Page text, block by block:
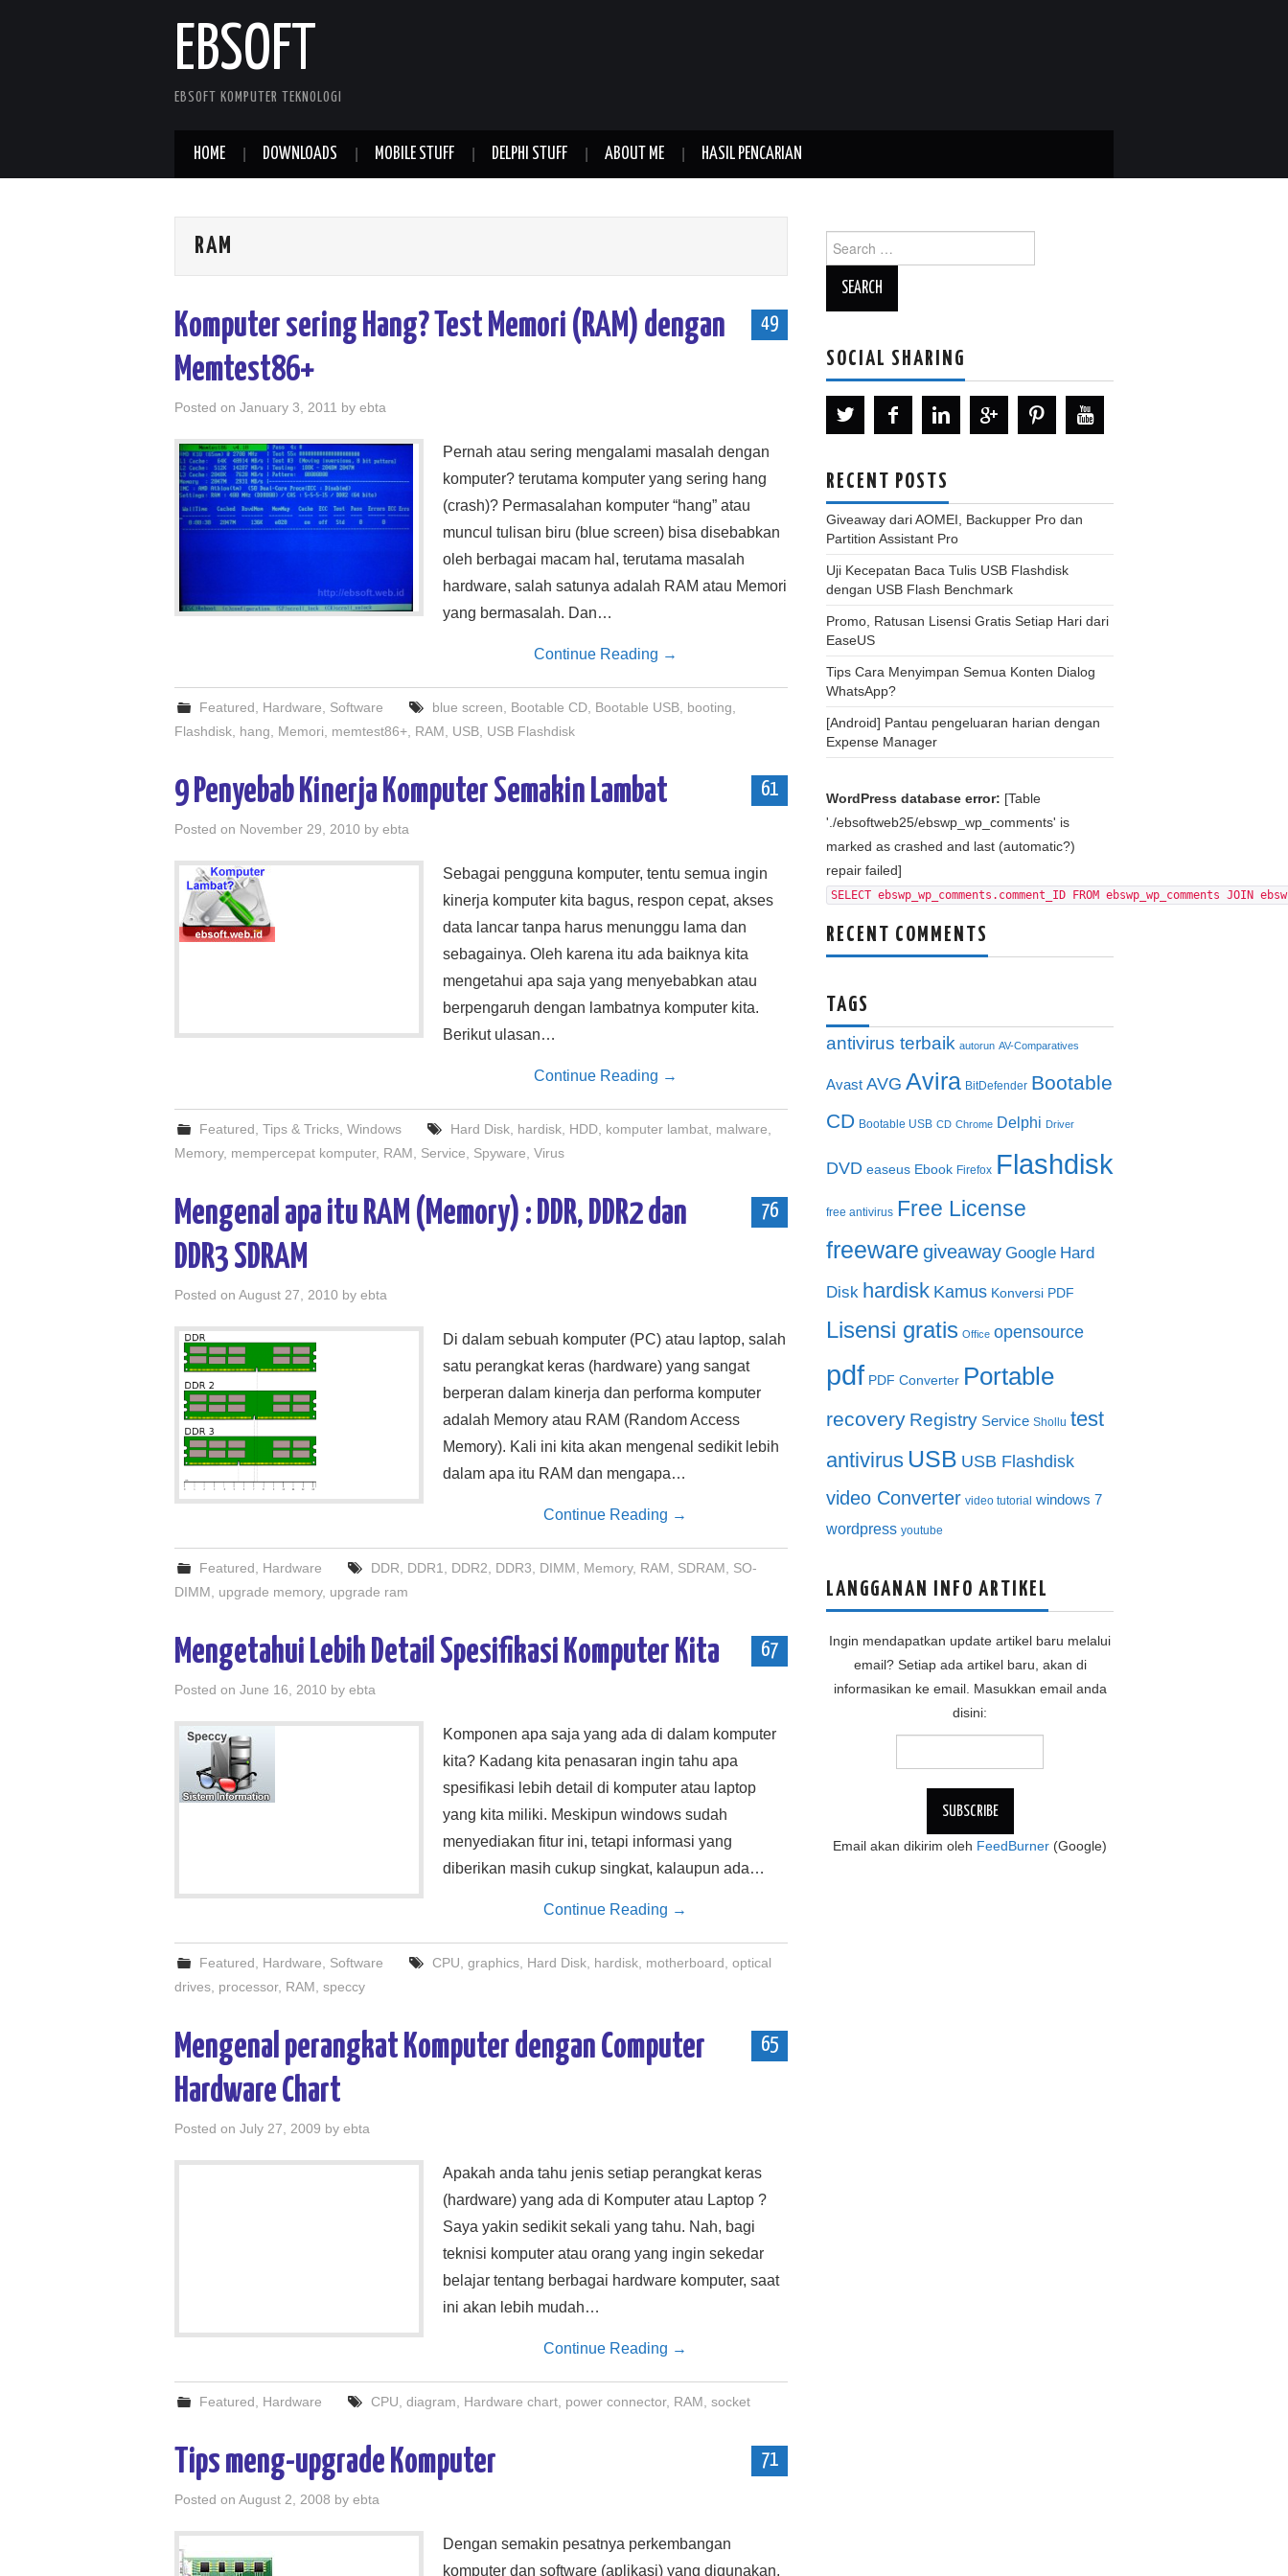
EBSOFT
EBSOFT KOMPUTER TEKNOLOGI
HOME DOWNLOADS MOBILE STUFF DELPHI STUFF ABOUT ME HASIL PENCARIAN
RAM
49
Komputer sering Hang? Test Memori (RAM) dengan
Memtest86+
Posted on January 3, 2011 by ebta
Pernah atau sering mengalami masalah dengan
komputer? terutama komputer yang sering hang
(crash)? Permasalahan komputer “hang” atau
muncul tulisan biru (blue screen) bisa disebabkan
oleh berbagai macam hal, terutama masalah
hardware, salah satunya adalah RAM atau Memori
yang bermasalah. Dan…
Continue Reading →
Featured Hardware Software blue screen Bootable CD, Bootable USB, booting
Flashdisk hang Memori memtest86+ RAM USB USB Flashdisk
61
9 Penyebab Kinerja Komputer Semakin Lambat
Posted on November 29, 2010 by ebta
Sebagai pengguna komputer, tentu semua ingin
kinerja komputer kita bagus, respon cepat, akses
data lancar tanpa harus menunggu lama dan
sebagainya. Oleh karena itu ada baiknya kita
mengetahui apa saja yang menyebabkan atau
berpengaruh dengan lambatnya komputer kita.
Berikut ulasan…
Continue Reading →
Featured ,Tips & Tricks ,Windows Hard Disk, hardisk, HDD, komputer lambat, malware
Memory, mempercepat komputer, RAM Service Spyware Virus
76
Mengenal apa itu RAM (Memory) : DDR, DDR2 dan
DDR3 SDRAM
Posted on August 27, 2010 by ebta
Di dalam sebuah komputer (PC) atau laptop, salah
satu perangkat keras (hardware) yang sangat
berperan dalam kinerja dan performa komputer
adalah Memory atau RAM (Random Access
Memory). Kali ini kita akan mengenal sedikit lebih
dalam apa itu RAM dan mengapa…
Continue Reading →
Featured Hardware DDR DDR1 DDR2 DDR3 DIMM Memory, RAM SDRAM
SO-
DIMM
upgrade memory, upgrade ram
67
Mengetahui Lebih Detail Spesifikasi Komputer Kita
Posted on June 16, 2010 by ebta
Komponen apa saja yang ada di dalam komputer
kita? Kadang kita penasaran ingin tahu apa
spesifikasi lebih detail di komputer atau laptop
yang kita miliki. Meskipun windows sudah
menyediakan fitur ini, tetapi informasi yang
diberikan masih cukup singkat, kalaupun ada…
Continue Reading →
Featured Hardware Software CPU graphics, Hard Disk, hardisk, motherboard optical
drives processor, RAM speccy
65
Mengenal perangkat Komputer dengan Computer
Hardware Chart
Posted on July 27, 2009 by ebta
Apakah anda tahu jenis setiap perangkat keras
(hardware) yang ada di Komputer atau Laptop ?
Saya yakin sedikit sekali yang tahu. Nah, bagi
teknisi komputer atau orang yang ingin sekedar
belajar tentang berbagai hardware komputer, saat
ini akan lebih mudah…
Continue Reading →
Featured Hardware CPU diagram Hardware chart, power connector, RAM socket
71
Tips meng-upgrade Komputer
Posted on August 2, 2008 by ebta
Dengan semakin pesatnya perkembangan
komputer dan software (aplikasi) yang digunakan,
for:
SOCIAL SHARING
RECENT POSTS
Giveaway dari AOMEI, Backupper Pro dan
Partition Assistant Pro
Uji Kecepatan Baca Tulis USB Flashdisk
dengan USB Flash Benchmark
Promo, Ratusan Lisensi Gratis Setiap Hari dari
EaseUS
Tips Cara Menyimpan Semua Konten Dialog
WhatsApp?
[Android] Pantau pengeluaran harian dengan
Expense Manager
WordPress database error: [Table
'./ebsoftweb25/ebswp_wp_comments' is
marked as crashed and last (automatic?)
repair failed]
SELECT ebswp_wp_comments.comment_ID FROM ebswp_wp_comments
RECENT COMMENTS
TAGS
antivirus terbaik autorun AV-Comparatives
Avast AVG Avira BitDefender Bootable
CD Bootable USB CD Chrome Delphi Driver
DVD easeus Ebook Firefox Flashdisk
free antivirus Free License
freeware giveaway Google Hard
Disk hardisk Kamus Konversi PDF
Lisensi gratis Office opensource
pdf PDF Converter Portable
recovery Registry Service Shollu test
antivirus USB USB Flashdisk
video Converter video tutorial windows 7
wordpress youtube
LANGGANAN INFO ARTIKEL
Ingin mendapatkan update artikel baru melalui
email? Setiap ada artikel baru, akan di
informasikan ke email. Masukkan email anda
disini:
Email akan dikirim oleh FeedBurner (Google)